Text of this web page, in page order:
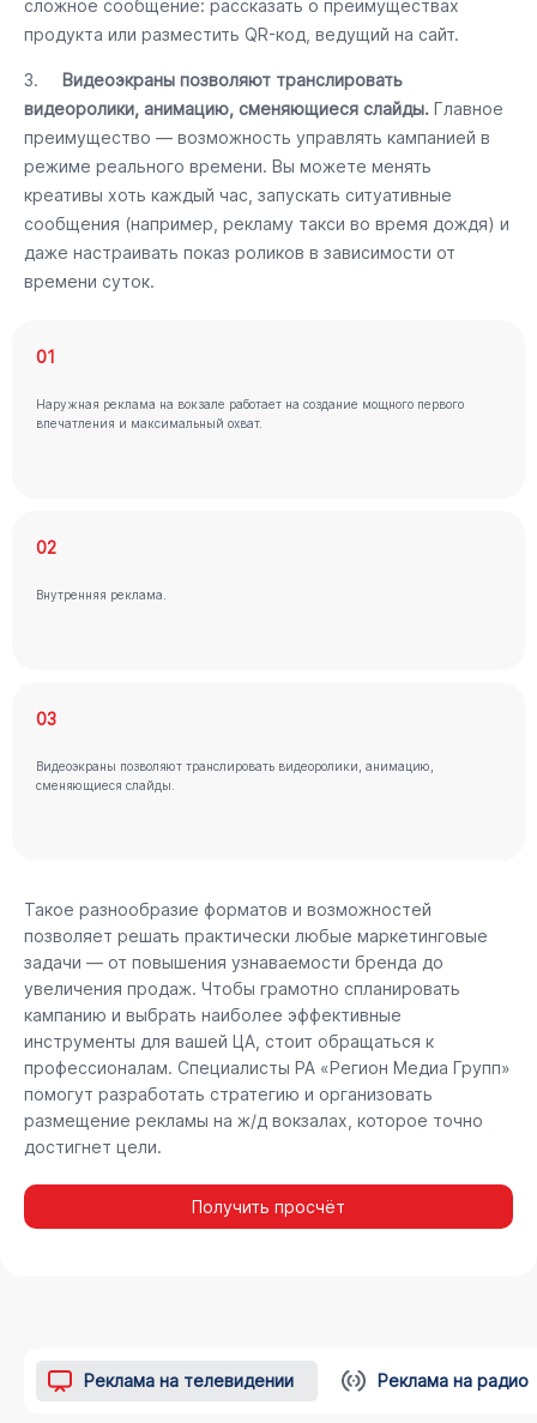
сложное сообщение: рассказать о преимуществах
продукта или разместить QR-код, ведущий на сайт.
3. Видеоэкраны позволяют транслировать
видеоролики, анимацию, сменяющиеся слайды. Главное
преимущество — возможность управлять кампанией в
режиме реального времени. Вы можете менять
креативы хоть каждый час, запускать ситуативные
сообщения (например, рекламу такси во время дождя) и
даже настраивать показ роликов в зависимости от
времени суток.
01
Наружная реклама на вокзале работает на создание мощного первого
впечатления и максимальный охват.
02
Внутренняя реклама.
03
Видеоэкраны позволяют транслировать видеоролики, анимацию,
сменяющиеся слайды.
Такое разнообразие форматов и возможностей
позволяет решать практически любые маркетинговые
задачи — от повышения узнаваемости бренда до
увеличения продаж. Чтобы грамотно спланировать
кампанию и выбрать наиболее эффективные
инструменты для вашей ЦА, стоит обращаться к
профессионалам. Специалисты РА «Регион Медиа Групп»
помогут разработать стратегию и организовать
размещение рекламы на ж/д вокзалах, которое точно
достигнет цели.
Получить просчёт
Реклама на телевидении Реклама на радио